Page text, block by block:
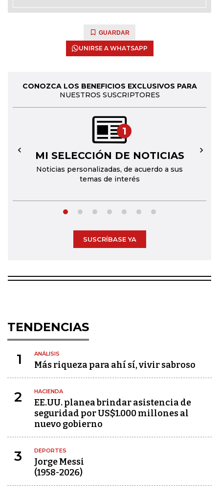
GUARDAR
UNIRSE A WHATSAPP
CONOZCA LOS BENEFICIOS EXCLUSIVOS PARA
NUESTROS SUSCRIPTORES
1
MI SELECCIÓN DE NOTICIAS
Noticias personalizadas, de acuerdo a sus
temas de interés
← →
SUSCRÍBASE YA
TENDENCIAS
1 ANÁLISIS
Más riqueza para ahí sí, vivir sabroso
2 HACIENDA
EE.UU. planea brindar asistencia de
seguridad por US$1.000 millones al
nuevo gobierno
3 DEPORTES
Jorge Messi
(1958-2026)